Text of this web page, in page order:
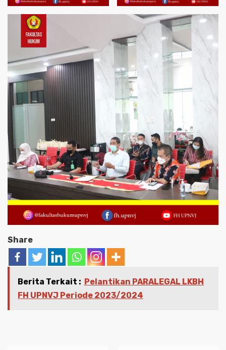
Share
Berita Terkait : Pelantikan PARALEGAL LKBH
FH UPNVJ Periode 2023/2024